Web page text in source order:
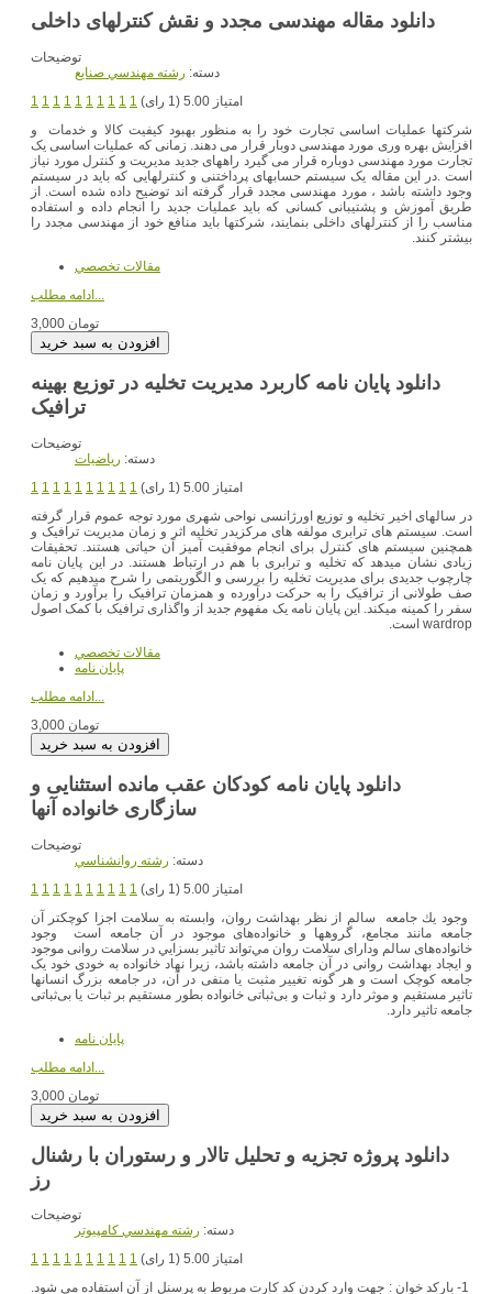
توضیحات
دسته: رشته مهندسي صنايع
1 1 1 1 1 1 1 1 1 1
امتیاز 5.00 (1 رای)
شرکتها عملیات اساسی تجارت خود را به منظور بهبود کیفیت کالا و خدمات و
افزایش بهره وری مورد مهندسی دوبار قرار می دهند. زمانی که عملیات اساسی یک
تجارت مورد مهندسی دوباره قرار می گیرد راههای جدید مدیریت و کنترل مورد نیاز
است .در این مقاله یک سیستم حسابهای پرداختنی و کنترلهایی که باید در سیستم
وجود داشته باشد ، مورد مهندسی مجدد قرار گرفته اند توضیح داده شده است. از
طریق آموزش و پشتیبانی کسانی که باید عملیات جدید را انجام داده و استفاده
مناسب را از کنترلهای داخلی بنمایند، شرکتها باید منافع خود از مهندسی مجدد را
بیشتر کنند.
مقالات تخصصي
ادامه مطلب...
3,000 تومان
دانلود پایان نامه کاربرد مدیریت تخلیه در توزیع بهینه
ترافیک
توضیحات
دسته: رياضيات
1 1 1 1 1 1 1 1 1 1
امتیاز 5.00 (1 رای)
در سالهای اخیر تخلیه و توزیع اورژانسی نواحی شهری مورد توجه عموم قرار گرفته
است. سیستم های ترابری مولفه های مرکزیدر تخلیه اثر و زمان مدیریت ترافیک و
همچنین سیستم های کنترل برای انجام موفقیت آمیز آن حیاتی هستند. تحقیقات
زیادی نشان میدهد که تخلیه و ترابری با هم در ارتباط هستند. در این پایان نامه
چارچوب جدیدی برای مدیریت تخلیه را بررسی و الگوریتمی را شرح میدهیم که یک
صف طولانی از ترافیک را به حرکت درآورده و همزمان ترافیک را برآورد و زمان
سفر را کمینه میکند. این پایان نامه یک مفهوم جدید از واگذاری ترافیک با کمک اصول
wardrop است.
مقالات تخصصي
پایان نامه
3,000 تومان
دانلود پایان نامه کودکان عقب مانده استثنایی و
سازگاری خانواده آنها
توضیحات
دسته: رشته روانشناسي
1 1 1 1 1 1 1 1 1 1
امتیاز 5.00 (1 رای)
وجود يك جامعه سالم از نظر بهداشت روان، وابسته به سلامت اجزا کوچکتر آن
جامعه مانند مجامع، گروهها و خانواده‌های موجود در آن جامعه است وجود
خانواده‌های سالم ودارای سلامت روان مي‌تواند تاثير بسزايي در سلامت روانی موجود
و ايجاد بهداشت روانی در آن جامعه داشته باشد، زيرا نهاد خانواده به خودی خود يک
جامعه کوچک است و هر گونه تغيير مثبت يا منفی در آن، در جامعه بزرگ انسانها
تاثير مستقيم و موثر دارد و ثبات و بی‌ثباتی خانواده بطور مستقيم بر ثبات يا بی‌ثباتی
جامعه تاثير دارد.
پایان نامه
3,000 تومان
دانلود پروژه تجزیه و تحلیل تالار و رستوران با رشنال
رز
توضیحات
دسته: رشته مهندسي کامپيوتر
1 1 1 1 1 1 1 1 1 1
امتیاز 5.00 (1 رای)
1- بارکد خوان : جهت وارد کردن کد کارت مربوط به پرسنل از آن استفاده مي شود.